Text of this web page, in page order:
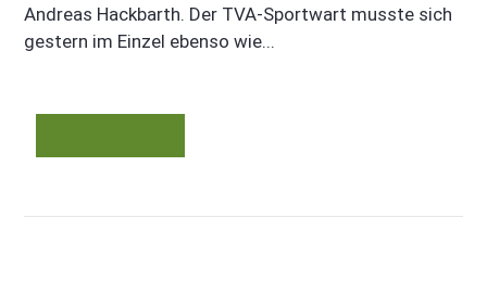
Andreas Hackbarth. Der TVA-Sportwart musste sich
gestern im Einzel ebenso wie...